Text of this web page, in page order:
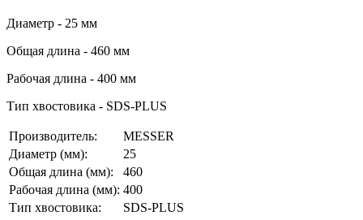
Диаметр - 25 мм
Общая длина - 460 мм
Рабочая длина - 400 мм
Тип хвостовика - SDS-PLUS
Производитель:
MESSER
Диаметр (мм):
25
Общая длина (мм):
460
Рабочая длина (мм): 400
Тип хвостовика:
SDS-PLUS